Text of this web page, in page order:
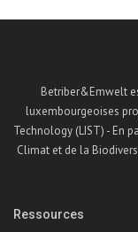
Betriber&Emwelt
luxembourgeoises
Technology (LIST) - En
Climat et de la
Ressources